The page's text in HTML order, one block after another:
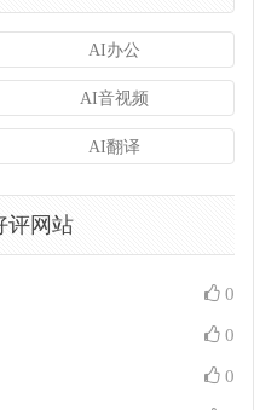
AI办公
AI音视频
AI翻译
网站
0
0
0